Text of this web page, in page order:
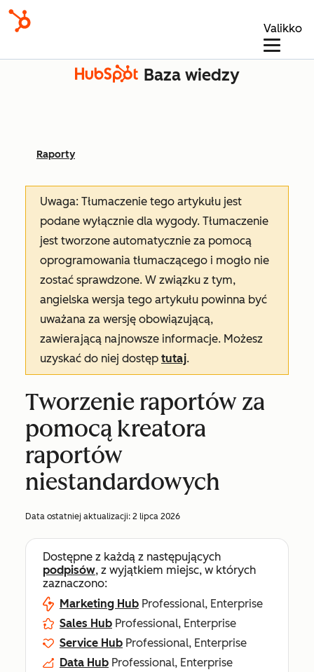
Valikko
Baza wiedzy
Raporty
Uwaga: Tłumaczenie tego artykułu jest
podane wyłącznie dla wygody. Tłumaczenie
jest tworzone automatycznie za pomocą
oprogramowania tłumaczącego i mogło nie
zostać sprawdzone. W związku z tym,
angielska wersja tego artykułu powinna być
uważana za wersję obowiązującą,
zawierającą najnowsze informacje. Możesz
uzyskać do niej dostęp tutaj.
Tworzenie raportów za
pomocą kreatora
raportów
niestandardowych
Data ostatniej aktualizacji: 2 lipca 2026
Dostępne z każdą z następujących
podpisów, z wyjątkiem miejsc, w których
zaznaczono:
Marketing Hub Professional, Enterprise
Sales Hub Professional, Enterprise
Service Hub Professional, Enterprise
Data Hub Professional, Enterprise